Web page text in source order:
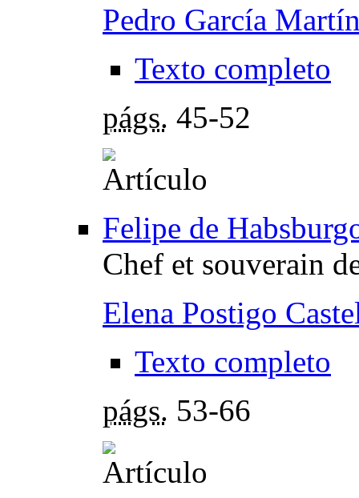
Pedro García
Texto completo
págs. 45-52
Felipe de
Chef et souverain
Elena Postigo
Texto completo
págs. 53-66